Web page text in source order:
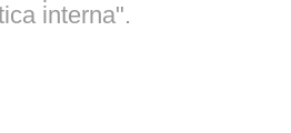
interna".